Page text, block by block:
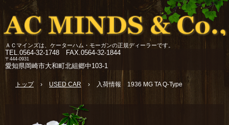
ＡＣマインズは、ケーターハム・モーガンの正規ディーラーです。
TEL.0564-32-1748 FAX.0564-32-1844
〒444-0931
愛知県岡崎市大和町北組郷中103-1
トップ › USED CAR › 入荷情報 1936 MG TA Q-Type